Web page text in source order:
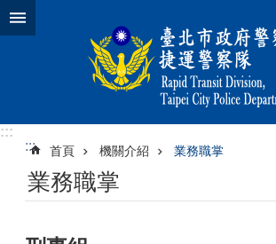
跳到主要內容區塊
:::
:::
首頁 機關介紹 業務職掌
業務職掌